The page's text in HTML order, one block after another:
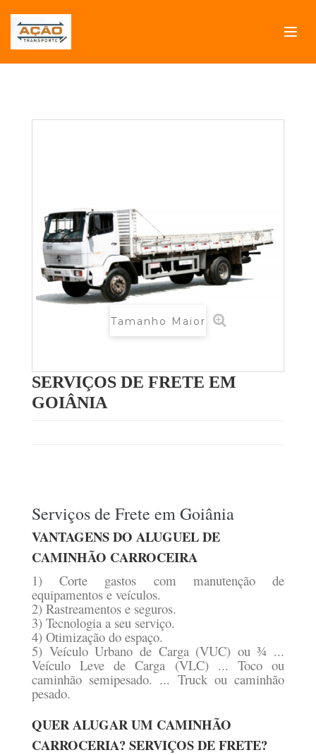
Tamanho Maior
SERVIÇOS DE FRETE EM
GOIÂNIA
Serviços de Frete em Goiânia
VANTAGENS DO ALUGUEL DE
CAMINHÃO CARROCEIRA
1) Corte gastos com manutenção de
equipamentos e veículos.
2) Rastreamentos e seguros.
3) Tecnologia a seu serviço.
4) Otimização do espaço.
5) Veículo Urbano de Carga (VUC) ou ¾ ...
Veículo Leve de Carga (VLC) ... Toco ou
caminhão semipesado. ... Truck ou caminhão
pesado.
QUER ALUGAR UM CAMINHÃO
CARROCERIA? SERVIÇOS DE FRETE?